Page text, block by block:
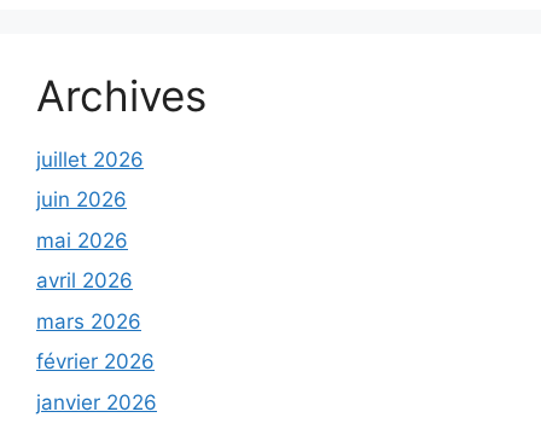
Archives
juillet 2026
juin 2026
mai 2026
avril 2026
mars 2026
février 2026
janvier 2026